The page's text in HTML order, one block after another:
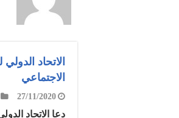
الاتحاد
الاجتماعي
27/11/2020